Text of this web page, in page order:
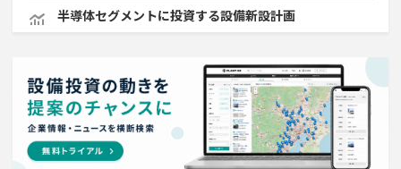
半導体セグメントに投資する設備新設計画
発電設備の導入を含む物流施設プロジェクト
純利益が10億円以上の企業一覧
システム投資一覧